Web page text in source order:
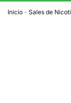
Inicio - Sales de